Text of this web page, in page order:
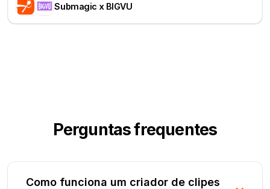
Submagic x BIGVU
Perguntas frequentes
Como funciona um criador de clipes